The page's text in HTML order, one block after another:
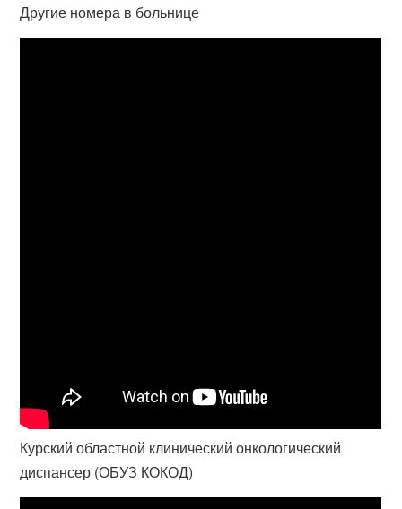
Другие номера в больнице
Курский областной клинический онкологический
диспансер (ОБУЗ КОКОД)